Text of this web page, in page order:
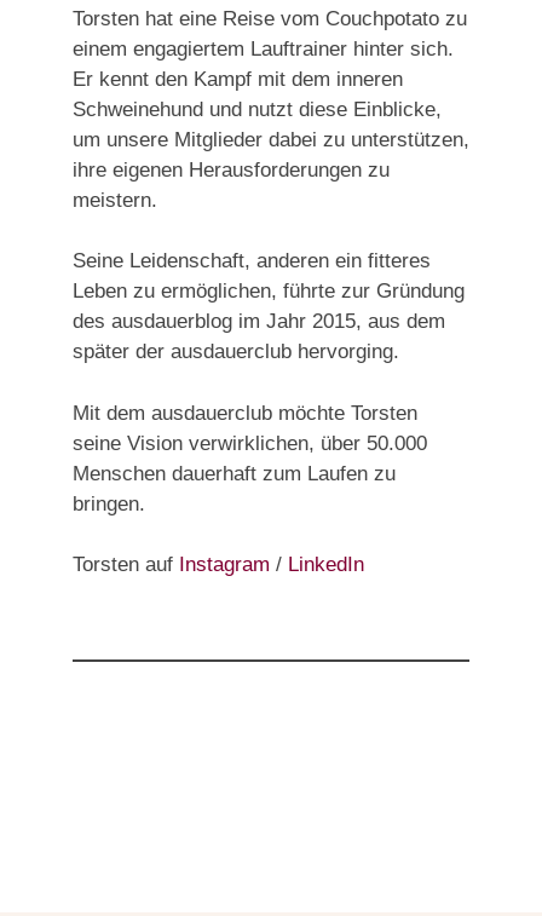
Torsten hat eine Reise vom Couchpotato zu
einem engagiertem Lauftrainer hinter sich.
Er kennt den Kampf mit dem inneren
Schweinehund und nutzt diese Einblicke,
um unsere Mitglieder dabei zu unterstützen,
ihre eigenen Herausforderungen zu
meistern.
Seine Leidenschaft, anderen ein fitteres
Leben zu ermöglichen, führte zur Gründung
des ausdauerblog im Jahr 2015, aus dem
später der ausdauerclub hervorging.
Mit dem ausdauerclub möchte Torsten
seine Vision verwirklichen, über 50.000
Menschen dauerhaft zum Laufen zu
bringen.
Torsten auf Instagram / LinkedIn